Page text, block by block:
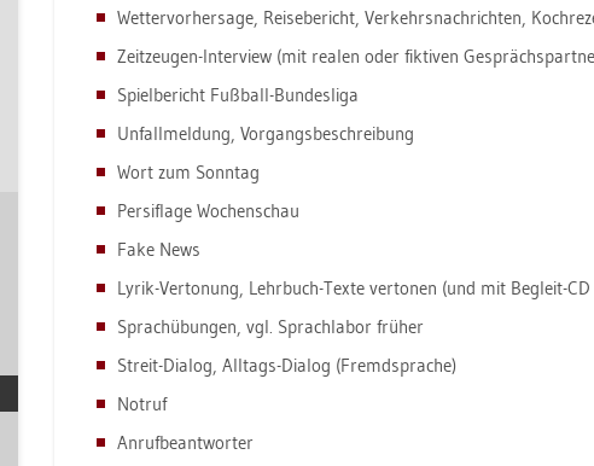
Wet­ter­vor­her­sa­ge, Rei­se­be­richt, Ver­kehrs­nach­rich­ten,
Zeit­zeu­gen-In­ter­view (mit rea­len oder fik­ti­ven
Spiel­be­richt Fuß­ball-Bun­des­li­ga
Un­fall­mel­dung, Vor­gangs­be­schrei­bung
Wort zum Sonn­tag
Per­si­fla­ge Wo­chen­schau
Fake News
Lyrik-Ver­to­nung, Lehr­buch-Texte ver­to­nen (und mit Be­gleit-
Sprach­übun­gen, vgl. Sprach­la­bor frü­her
Streit-Dia­log, All­tags-Dia­log (Fremd­spra­che)
Not­ruf
An­ruf­be­ant­wor­ter